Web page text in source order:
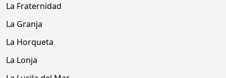
La Fraternidad
La Granja
La Horqueta
La Lonja